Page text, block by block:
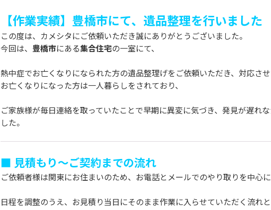
【作業実績】豊橋市にて、遺品整理を行いました
この度は、カメシタにご依頼いただき誠にありがとうございました。
今回は、 豊橋市にある集合住宅の一室にて、
熱中症でお亡くなりになられた方の遺品整理げをご依頼いただき、対応させ
お亡くなりになった方は一人暮らしをされており、
ご家族様が毎日連絡を取っていたことで早期に異変に気づき、発見が遅れ
した。
■ 見積もり〜ご契約までの流れ
ご依頼者様は関東にお住まいのため、お電話とメールでのやり取りを中心に
日程を調整のうえ、お見積り当日にそのまま作業に入らせていただく流れと